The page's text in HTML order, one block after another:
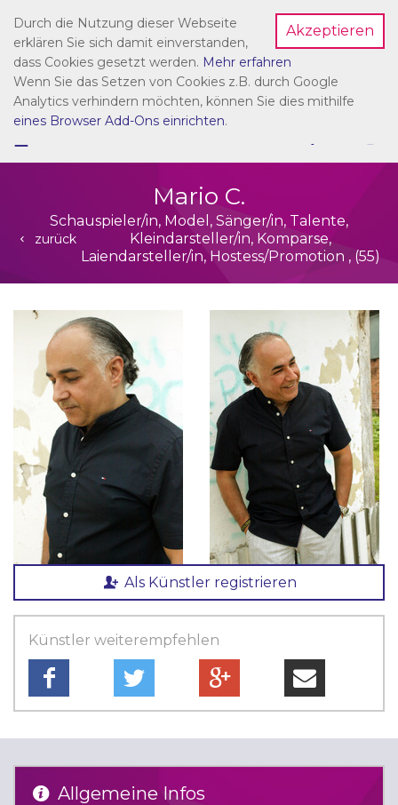
Dein Account
☰
Mario C.
zurück
Schauspieler/in, Model, Sänger/in, Talente,
Kleindarsteller/in, Komparse,
Laiendarsteller/in, Hostess/Promotion , (55)
Als Künstler registrieren
Künstler weiterempfehlen
Allgemeine Infos
Akzeptieren
Durch die Nutzung dieser Webseite
erklären Sie sich damit einverstanden,
dass Cookies gesetzt werden. Mehr erfahren
Wenn Sie das Setzen von Cookies z.B. durch Google
Analytics verhindern möchten, können Sie dies mithilfe
eines Browser Add-Ons einrichten.